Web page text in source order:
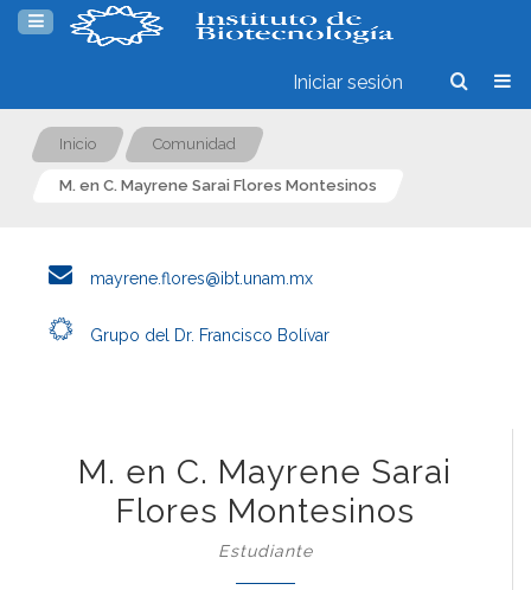
Iniciar sesión
Inicio Comunidad
M. en C. Mayrene Sarai Flores Montesinos
mayrene.flores@ibt.unam.mx
Grupo del Dr. Francisco Bolívar
M. en C. Mayrene Sarai
Flores Montesinos
Estudiante